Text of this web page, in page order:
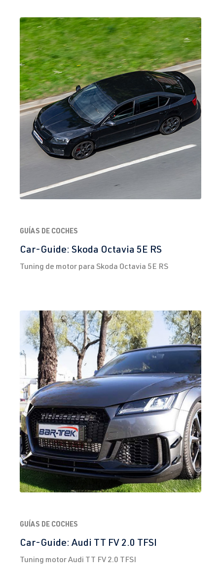
GUÍAS DE COCHES
Car-Guide: Skoda Octavia 5E RS
Tuning de motor para Skoda Octavia 5E RS
GUÍAS DE COCHES
Car-Guide: Audi TT FV 2.0 TFSI
Tuning motor Audi TT FV 2.0 TFSI